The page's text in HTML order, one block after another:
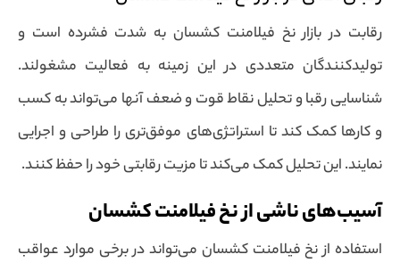
رقابت در بازار نخ فیلامنت کشسان به شدت فشرده است و
تولیدکنندگان متعددی در این زمینه به فعالیت مشغولند.
شناسایی رقبا و تحلیل نقاط قوت و ضعف آنها می‌تواند به کسب
و کارها کمک کند تا استراتژی‌های موفق‌تری را طراحی و اجرایی
نمایند. این تحلیل کمک می‌کند تا مزیت رقابتی خود را حفظ کنند.
آسیب‌های ناشی از نخ فیلامنت کشسان
استفاده از نخ فیلامنت کشسان می‌تواند در برخی موارد عواقب